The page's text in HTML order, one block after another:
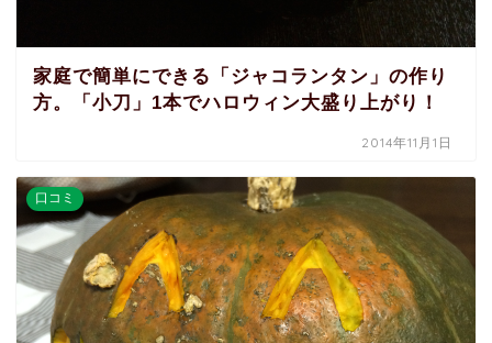
家庭で簡単にできる「ジャコランタン」の作り
方。「小刀」1本でハロウィン大盛り上がり！
2014年11月1日
口コミ